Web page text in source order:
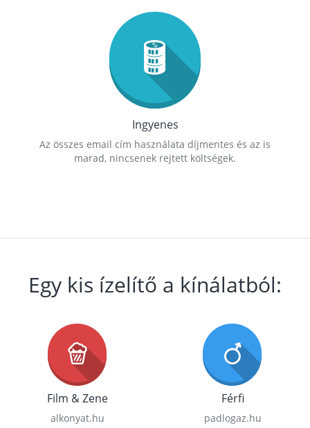
Ingyenes
Az összes email cím használata díjmentes és az is
marad, nincsenek rejtett költségek.
Egy kis ízelítő a kínálatból:
Film & Zene
alkonyat.hu
Férfi
padlogaz.hu